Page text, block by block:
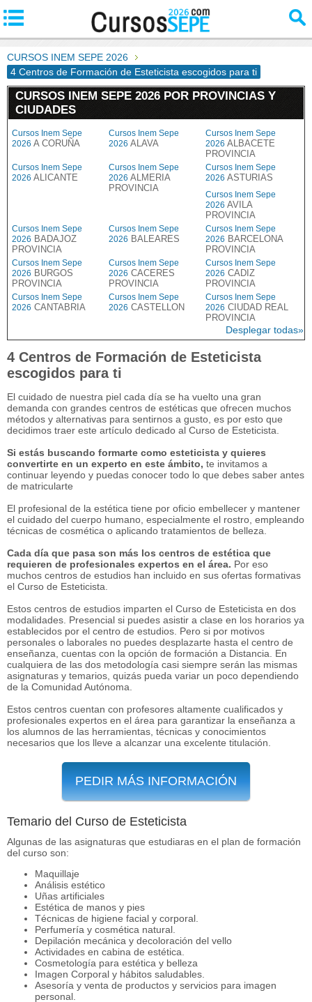
CURSOS INEM SEPE 2026
4 Centros de Formación de Esteticista escogidos para ti
CURSOS INEM SEPE 2026 POR PROVINCIAS Y
CIUDADES
Cursos Inem Sepe
2026 A CORUÑA
Cursos Inem Sepe
2026 ALAVA
Cursos Inem Sepe
2026 ALBACETE
PROVINCIA
Cursos Inem Sepe
2026 ALICANTE
Cursos Inem Sepe
2026 ALMERIA
PROVINCIA
Cursos Inem Sepe
2026 ASTURIAS
Cursos Inem Sepe
2026 AVILA
PROVINCIA
Cursos Inem Sepe
2026 BADAJOZ
PROVINCIA
Cursos Inem Sepe
2026 BALEARES
Cursos Inem Sepe
2026 BARCELONA
PROVINCIA
Cursos Inem Sepe
2026 BURGOS
PROVINCIA
Cursos Inem Sepe
2026 CACERES
PROVINCIA
Cursos Inem Sepe
2026 CADIZ
PROVINCIA
Cursos Inem Sepe
2026 CANTABRIA
Cursos Inem Sepe
2026 CASTELLON
Cursos Inem Sepe
2026 CIUDAD REAL
PROVINCIA
Desplegar todas»
4 Centros de Formación de Esteticista
escogidos para ti
El cuidado de nuestra piel cada día se ha vuelto una gran
demanda con grandes centros de estéticas que ofrecen muchos
métodos y alternativas para sentirnos a gusto, es por esto que
decidimos traer este artículo dedicado al Curso de Esteticista.
Si estás buscando formarte como esteticista y quieres
convertirte en un experto en este ámbito, te invitamos a
continuar leyendo y puedas conocer todo lo que debes saber antes
de matricularte
El profesional de la estética tiene por oficio embellecer y mantener
el cuidado del cuerpo humano, especialmente el rostro, empleando
técnicas de cosmética o aplicando tratamientos de belleza.
Cada día que pasa son más los centros de estética que
requieren de profesionales expertos en el área. Por eso
muchos centros de estudios han incluido en sus ofertas formativas
el Curso de Esteticista.
Estos centros de estudios imparten el Curso de Esteticista en dos
modalidades. Presencial si puedes asistir a clase en los horarios ya
establecidos por el centro de estudios. Pero si por motivos
personales o laborales no puedes desplazarte hasta el centro de
enseñanza, cuentas con la opción de formación a Distancia. En
cualquiera de las dos metodología casi siempre serán las mismas
asignaturas y temarios, quizás pueda variar un poco dependiendo
de la Comunidad Autónoma.
Estos centros cuentan con profesores altamente cualificados y
profesionales expertos en el área para garantizar la enseñanza a
los alumnos de las herramientas, técnicas y conocimientos
necesarios que los lleve a alcanzar una excelente titulación.
PEDIR MÁS INFORMACIÓN
Temario del Curso de Esteticista
Algunas de las asignaturas que estudiaras en el plan de formación
del curso son:
Maquillaje
Análisis estético
Uñas artificiales
Estética de manos y pies
Técnicas de higiene facial y corporal.
Perfumería y cosmética natural.
Depilación mecánica y decoloración del vello
Actividades en cabina de estética.
Cosmetología para estética y belleza
Imagen Corporal y hábitos saludables.
Asesoría y venta de productos y servicios para imagen
personal.